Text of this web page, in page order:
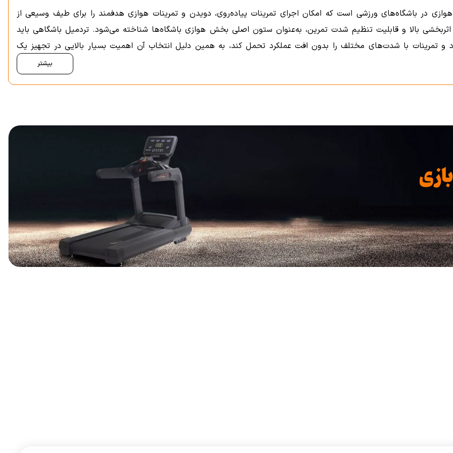
در باشگاه‌های ورزشی است که امکان اجرای تمرینات پیاده‌روی، دویدن و تمرینات هوازی هدفمند را برای طیف وسیعی از
اثربخشی بالا و قابلیت تنظیم شدت تمرین، به‌عنوان ستون اصلی بخش هوازی باشگاه‌ها شناخته می‌شود. تردمیل باشگاهی باید
و تمرینات با شدت‌های مختلف را بدون افت عملکرد تحمل کند، به همین دلیل انتخاب آن اهمیت بسیار بالایی در تجهیز یک
کاربران مبتدی، نیمه‌حرفه‌ای و حرفه‌ای کاربرد دارد. تردمیل باشگاهی معمولاً در کنار سایر تجهیزات موجود در دسته
شدت تمرین است. تنظیم سرعت و شیب به ورزشکار اجازه می‌دهد تمرین را متناسب با سطح آمادگی جسمانی خود اجرا کند و
باشگاهی برای برنامه‌های کاهش وزن، افزایش استقامت و آماده‌سازی بدنی کاربرد گسترده‌ای داشته باشد.
آمادگی متفاوت بتوانند از آن استفاده کنند. این موضوع باعث شده تردمیل به یکی از محبوب‌ترین دستگاه‌های هوازی در
داشته باشد.
بیشتر